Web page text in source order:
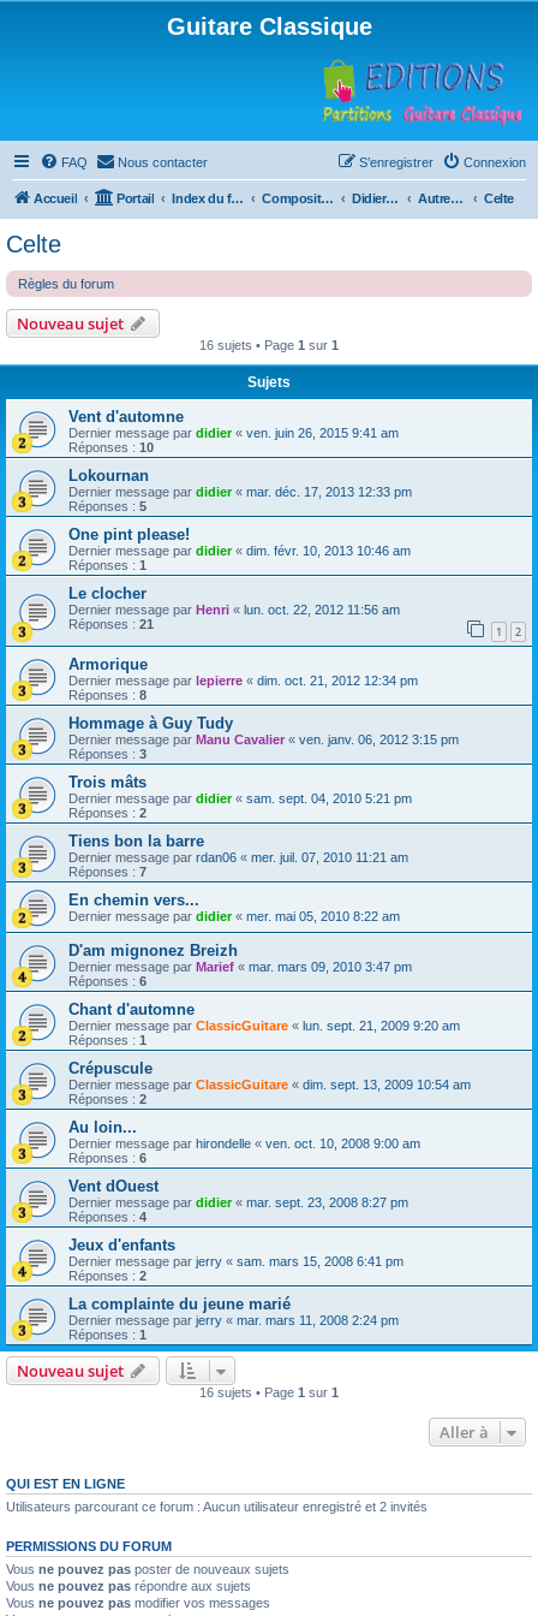
Guitare Classique
FAQ Nous contacter Connexion
S’enregistrer
Accueil Portail Index du forum Compositions Didierland Autres musiques Celte
Celte
Règles du forum
Nouveau sujet
16 sujets • Page 1 sur 1
Sujets
Vent d'automne
Dernier message par didier« ven. juin 26, 2015 9:41 am
Réponses : 10
Lokournan
Dernier message par didier« mar. déc. 17, 2013 12:33 pm
Réponses : 5
One pint please!
Dernier message par didier« dim. févr. 10, 2013 10:46 am
Réponses : 1
Le clocher
Dernier message par Henri « lun. oct. 22, 2012 11:56 am
Réponses : 21 1 2
Armorique
Dernier message par lepierre « dim. oct. 21, 2012 12:34 pm
Réponses : 8
Hommage à Guy Tudy
Dernier message par Manu Cavalier « ven. janv. 06, 2012 3:15 pm
Réponses : 3
Trois mâts
Dernier message par didier« sam. sept. 04, 2010 5:21 pm
Réponses : 2
Tiens bon la barre
Dernier message par rdan06 « mer. juil. 07, 2010 11:21 am
Réponses : 7
En chemin vers...
Dernier message par didier« mer. mai 05, 2010 8:22 am
D'am mignonez Breizh
Dernier message par Marief « mar. mars 09, 2010 3:47 pm
Réponses : 6
Chant d'automne
Dernier message par ClassicGuitare « lun. sept. 21, 2009 9:20 am
Réponses : 1
Crépuscule
Dernier message par ClassicGuitare « dim. sept. 13, 2009 10:54 am
Réponses : 2
Au loin...
Dernier message par hirondelle « ven. oct. 10, 2008 9:00 am
Réponses : 6
Vent dOuest
Dernier message par didier« mar. sept. 23, 2008 8:27 pm
Réponses : 4
Jeux d'enfants
Dernier message par jerry « sam. mars 15, 2008 6:41 pm
Réponses : 2
La complainte du jeune marié
Dernier message par jerry « mar. mars 11, 2008 2:24 pm
Réponses : 1
Nouveau sujet
16 sujets • Page 1 sur 1
Aller à
QUI EST EN LIGNE
Utilisateurs parcourant ce forum : Aucun utilisateur enregistré et 2 invités
PERMISSIONS DU FORUM
Vous ne pouvez pas poster de nouveaux sujets
Vous ne pouvez pas répondre aux sujets
Vous ne pouvez pas modifier vos messages